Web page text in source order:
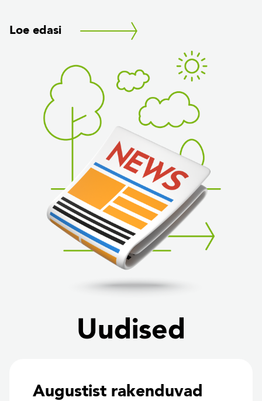
Loe edasi
Uudised
Augustist rakenduvad